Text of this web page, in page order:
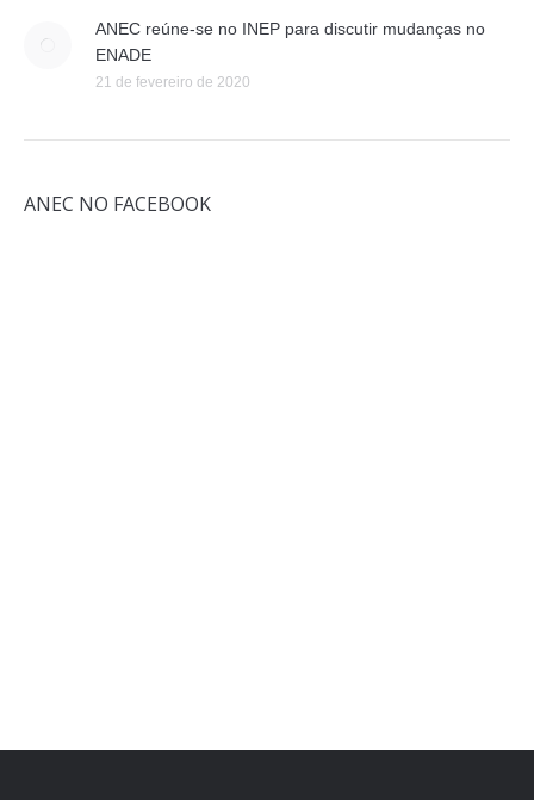
ANEC reúne-se no INEP para discutir mudanças no
ENADE
21 de fevereiro de 2020
ANEC NO FACEBOOK